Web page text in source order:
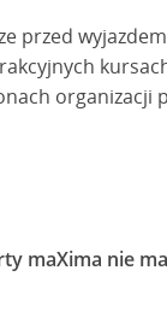
przed
organizacji
maXima nie